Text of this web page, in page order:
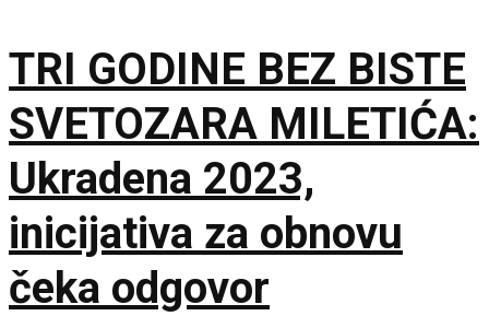
TRI GODINE BEZ BISTE
SVETOZARA MILETIĆA:
Ukradena 2023,
inicijativa za obnovu
čeka odgovor